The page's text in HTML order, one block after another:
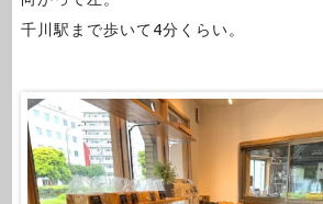
千川駅まで歩いて4分くらい。